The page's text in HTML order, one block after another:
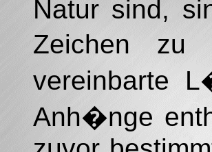
Natur sind,
Zeichen zu
vereinbarte
Anh�nge